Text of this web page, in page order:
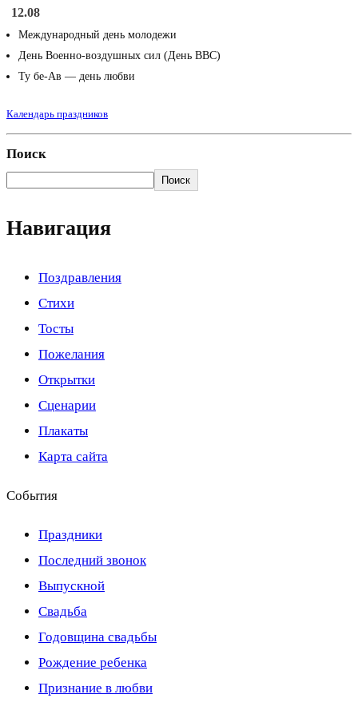
12.08
Международный день молодежи
День Военно-воздушных сил (День ВВС)
Ту бе-Ав — день любви
Календарь праздников
Поиск
Поиск
Навигация
Поздравления
Стихи
Тосты
Пожелания
Открытки
Сценарии
Плакаты
Карта сайта
События
Праздники
Последний звонок
Выпускной
Свадьба
Годовщина свадьбы
Рождение ребенка
Признание в любви